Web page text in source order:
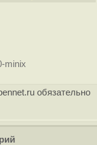
minix
обязательно